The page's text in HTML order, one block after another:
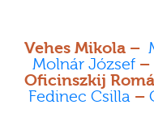
Vehes Mikola –
Molnár József –
Oficinszkij
Fedinec Csilla –